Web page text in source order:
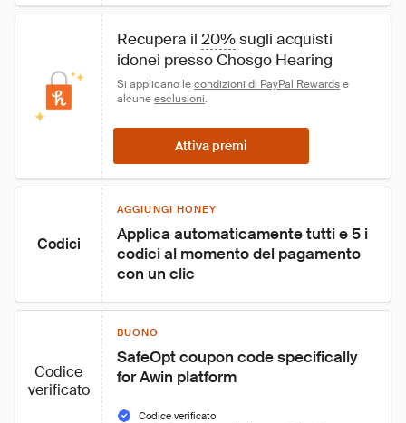
Recupera il 20% sugli acquisti
idonei presso Chosgo Hearing
Si applicano le condizioni di PayPal Rewards e
alcune esclusioni.
Attiva premi
Codici
AGGIUNGI HONEY
Applica automaticamente tutti e 5 i
codici al momento del pagamento
con un clic
Codice
verificato
BUONO
SafeOpt coupon code specifically
for Awin platform
Codice verificato